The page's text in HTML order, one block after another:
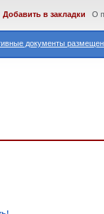
документы
Добавить в закладки О